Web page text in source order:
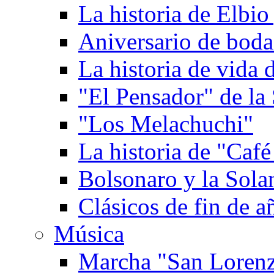
La historia de
Aniversario de
La historia de vida
"El Pensador" de
"Los Melachuchi"
La historia de
Bolsonaro y la
Clásicos de fin de
Música
Marcha "San